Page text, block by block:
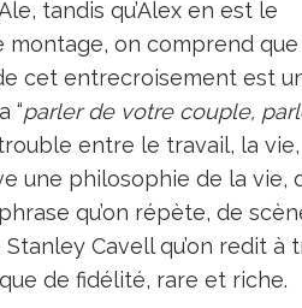
tandis qu’Alex en est le
on comprend que
cet entrecroisement est
“parler de votre couple,
entre le travail, la vie,
une philosophie de la vie,
qu’on répète, de
Cavell qu’on redit à
de fidélité, rare et riche.